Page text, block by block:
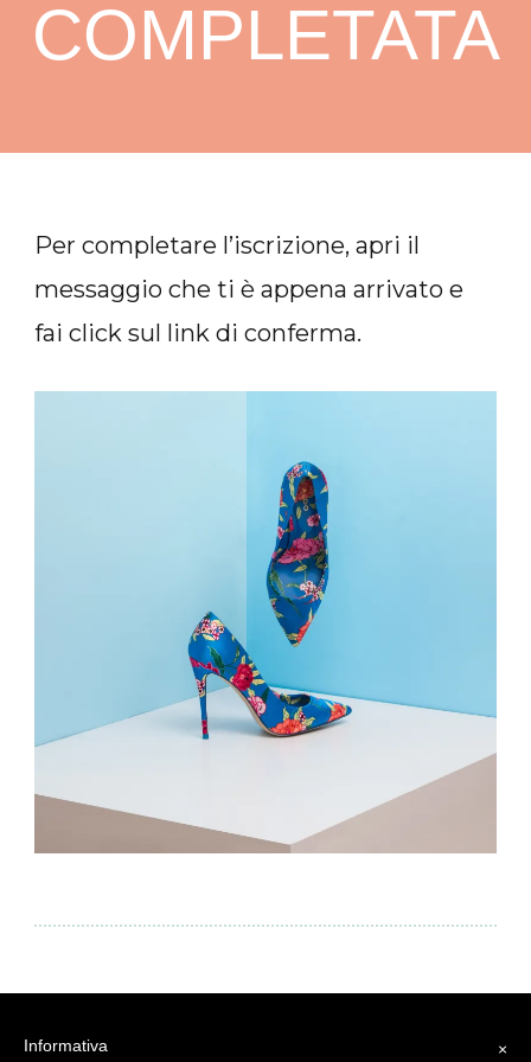
COMPLETATA
Per completare l’iscrizione, apri il
messaggio che ti è appena arrivato e
fai click sul link di conferma.
×
Informativa